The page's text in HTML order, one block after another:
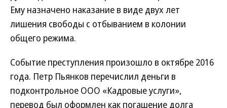
Ему назначено наказание в виде двух лет
лишения свободы с отбыванием в колонии
общего режима.
Событие преступления произошло в октябре 2016
года. Петр Пьянков перечислил деньги в
подконтрольное ООО «Кадровые услуги»,
перевод был оформлен как погашение долга